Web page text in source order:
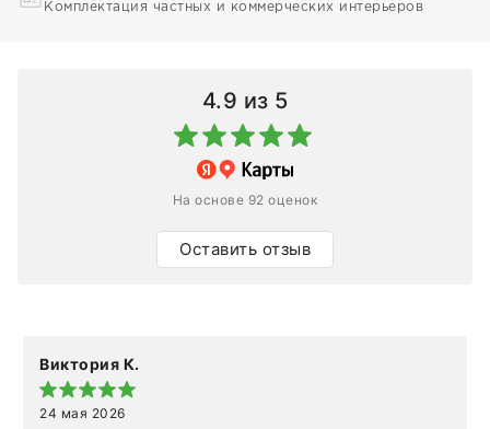
Комплектация частных и коммерческих интерьеров
4.9 из 5
На основе 92 оценок
Оставить отзыв
Виктория К.
24 мая 2026